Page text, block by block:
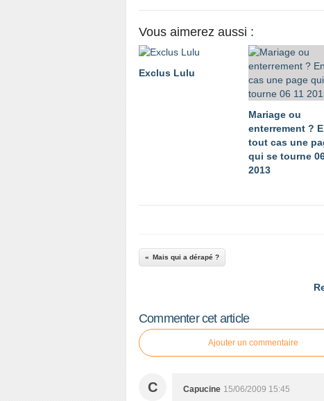
Vous aimerez aussi :
Exclus Lulu
Mariage ou
enterrement ?
tout cas une
qui se tourne
2013
Mais qui a dérapé ?
Commenter cet article
Ajouter un commentaire
C Capucine 15/06/2009 15:45